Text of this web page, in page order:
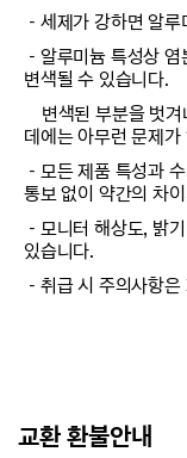
－세제가 강하면 알
－알루미늄 특성상
변색될 수 있습니다.
변색된 부분을 벗겨
데에는 아무런 문제가
－모든 제품 특성과
통보 없이 약간의 차
－모니터 해상도, 밝
있습니다.
－취급 시 주의사항
교환 환불안내